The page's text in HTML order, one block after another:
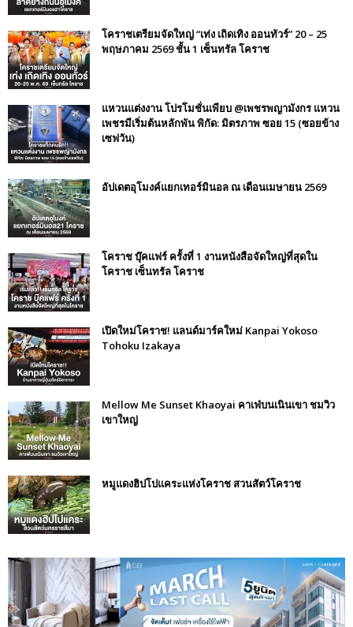
โคราชเตรียมจัดใหญ่ “เท่ง เถิดเทิง ออนทัวร์” 20 – 25
พฤษภาคม 2569 ชั้น 1 เซ็นทรัล โคราช
แหวนแต่งงาน โปรโมชั่นเพียบ @เพชรพญามังกร แหวน
เพชรมีเริ่มต้นหลักพัน พิกัด: มิตรภาพ ซอย 15 (ซอยข้าง
เซฟวัน)
อัปเดตอุโมงค์แยกเทอร์มินอล ณ เดือนเมษายน 2569
โคราช บุ๊คแฟร์​ ครั้งที่​ 1 งานหนังสือจัดใหญ่ที่สุดใน
โคราช เซ็นทรัล โคราช
เปิดใหม่โคราช! แลนด์มาร์คใหม่ Kanpai Yokoso
Tohoku Izakaya
Mellow Me Sunset Khaoyai คาเฟ่บนเนินเขา ชมวิว
เขาใหญ่
หมูแดงฮิปโปแคระแห่งโคราช สวนสัตว์โคราช